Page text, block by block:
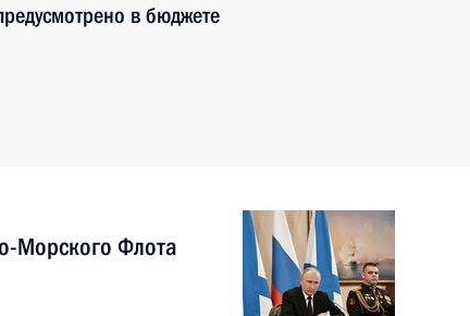
в бюджете
Морского Флота